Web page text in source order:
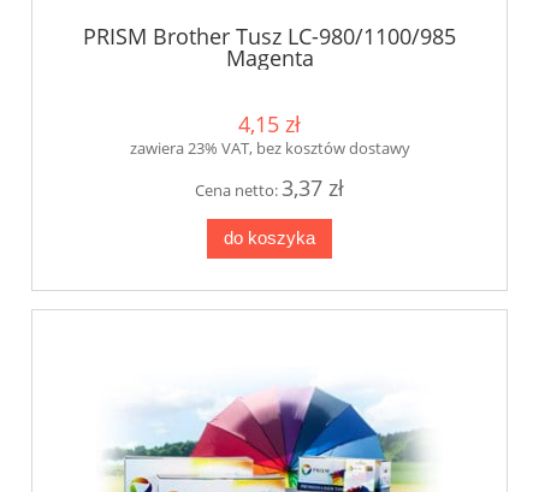
PRISM Brother Tusz LC-980/1100/985
Magenta
4,15 zł
zawiera 23% VAT, bez kosztów dostawy
Cena netto:3,37 zł
do koszyka